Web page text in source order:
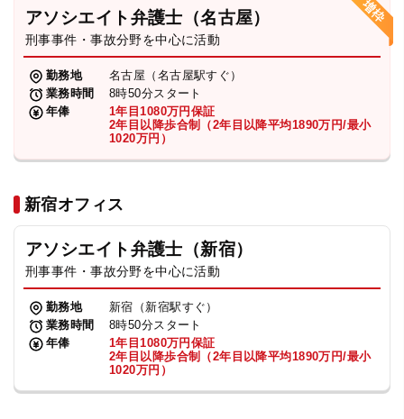
アソシエイト弁護士（名古屋）
刑事事件・事故分野を中心に活動
勤務地
名古屋（名古屋駅すぐ）
業務時間
8時50分スタート
年俸
1年目1080万円保証
2年目以降歩合制（2年目以降平均1890万円/最小
1020万円）
新宿オフィス
アソシエイト弁護士（新宿）
刑事事件・事故分野を中心に活動
勤務地
新宿（新宿駅すぐ）
業務時間
8時50分スタート
年俸
1年目1080万円保証
2年目以降歩合制（2年目以降平均1890万円/最小
1020万円）
弁護士・税理士
費用
求人採用
お知らせ
特設サイト
相談先情報サイト